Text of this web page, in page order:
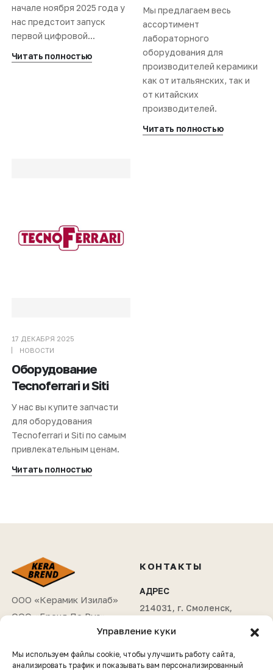
Управление куки
Мы используем файлы cookie, чтобы улучшить работу сайта,
анализировать трафик и показывать вам персонализированный
начале ноября 2025 года у
нас предстоит запуск
первой цифровой...
Читать полностью
Мы предлагаем весь
ассортимент
лабораторного
оборудования для
производителей керамики
как от итальянских, так и
от китайских
производителей.
Читать полностью
17 ДЕКАБРЯ 2025
НОВОСТИ
Оборудование
Tecnoferrari и Siti
У нас вы купите запчасти
для оборудования
Tecnoferrari и Siti по самым
привлекательным ценам.
Читать полностью
ООО «Керамик Изилаб»
ООО «Бренд Ле Рус»
КПП:673201001
КОНТАКТЫ
АДРЕС
214031, г. Смоленск,
офис 804В
ТЕЛЕФОНЫ